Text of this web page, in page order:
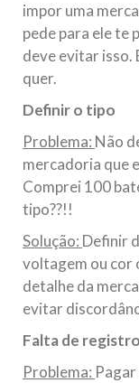
impor uma
pede para ele te
deve evitar isso.
quer.
Definir o tipo
Problema: Não
mercadoria que
Comprei 100
tipo??!!
Solução: Definir
voltagem ou cor
detalhe da
evitar
Falta de registro
Problema: